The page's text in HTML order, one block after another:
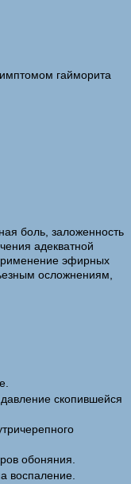
гайморита
боль, заложенность
адекватной
эфирных
осложнениям,
скопившейся
обоняния.
воспаление.